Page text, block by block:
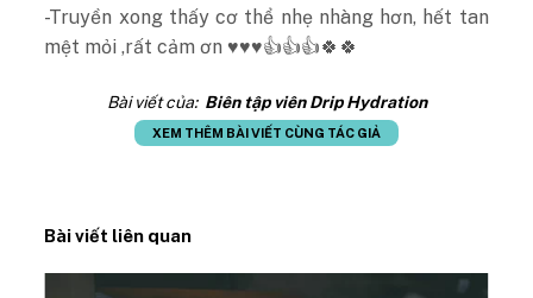
-Truyền xong thấy cơ thể nhẹ nhàng hơn, hết tan
mệt mỏi ,rất cảm ơn ♥️♥️♥️👍👍👍🍀🍀
Bài viết của: Biên tập viên Drip Hydration
XEM THÊM BÀI VIẾT CÙNG TÁC GIẢ
Bài viết liên quan